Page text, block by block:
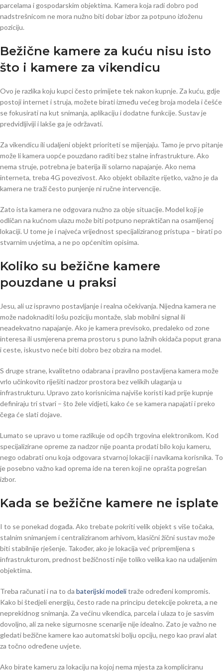
parcelama i gospodarskim objektima. Kamera koja radi dobro pod
nadstrešnicom ne mora nužno biti dobar izbor za potpuno izloženu
poziciju.
Bežične kamere za kuću nisu isto
što i kamere za vikendicu
Ovo je razlika koju kupci često primijete tek nakon kupnje. Za kuću, gdje
postoji internet i struja, možete birati između većeg broja modela i češće
se fokusirati na kut snimanja, aplikaciju i dodatne funkcije. Sustav je
predvidljiviji i lakše ga je održavati.
Za vikendicu ili udaljeni objekt prioriteti se mijenjaju. Tamo je prvo pitanje
može li kamera uopće pouzdano raditi bez stalne infrastrukture. Ako
nema struje, potrebna je baterija ili solarno napajanje. Ako nema
interneta, treba 4G povezivost. Ako objekt obilazite rijetko, važno je da
kamera ne traži često punjenje ni ručne intervencije.
Zato ista kamera ne odgovara nužno za obje situacije. Model koji je
odličan na kućnom ulazu može biti potpuno nepraktičan na osamljenoj
lokaciji. U tome je i najveća vrijednost specijaliziranog pristupa – birati po
stvarnim uvjetima, a ne po općenitim opisima.
Koliko su bežične kamere
pouzdane u praksi
Jesu, ali uz ispravno postavljanje i realna očekivanja. Nijedna kamera ne
može nadoknaditi lošu poziciju montaže, slab mobilni signal ili
neadekvatno napajanje. Ako je kamera previsoko, predaleko od zone
interesa ili usmjerena prema prostoru s puno lažnih okidača poput grana
i ceste, iskustvo neće biti dobro bez obzira na model.
S druge strane, kvalitetno odabrana i pravilno postavljena kamera može
vrlo učinkovito riješiti nadzor prostora bez velikih ulaganja u
infrastrukturu. Upravo zato korisnicima najviše koristi kad prije kupnje
definiraju tri stvari – što žele vidjeti, kako će se kamera napajati i preko
čega će slati dojave.
Lumato se upravo u tome razlikuje od općih trgovina elektronikom. Kod
specijalizirane opreme za nadzor nije poanta prodati bilo koju kameru,
nego odabrati onu koja odgovara stvarnoj lokaciji i navikama korisnika. To
je posebno važno kad oprema ide na teren koji ne oprašta pogrešan
izbor.
Kada se bežične kamere ne isplate
I to se ponekad događa. Ako trebate pokriti velik objekt s više točaka,
stalnim snimanjem i centraliziranom arhivom, klasični žični sustav može
biti stabilnije rješenje. Također, ako je lokacija već pripremljena s
infrastrukturom, prednost bežičnosti nije toliko velika kao na udaljenim
objektima.
Treba računati i na to da baterijski modelitraže određeni kompromis.
Kako bi štedjeli energiju, često rade na principu detekcije pokreta, a ne
neprekidnog snimanja. Za većinu vikendica, parcela i ulaza to je sasvim
dovoljno, ali za neke sigurnosne scenarije nije idealno. Zato je važno ne
gledati bežične kamere kao automatski bolju opciju, nego kao pravi alat
za točno određene uvjete.
Ako birate kameru za lokaciju na kojoj nema mjesta za kompliciranu